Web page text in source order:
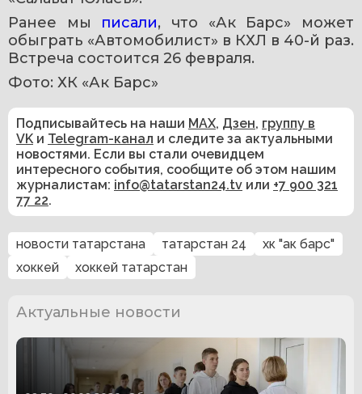
Ранее мы писали, что «Ак Барс» может
обыграть «Автомобилист» в КХЛ в 40-й раз.
Встреча состоится 26 февраля.
Фото: ХК «Ак Барс»
Подписывайтесь на наши MAX, Дзен, группу в
VK и Telegram-канал и следите за актуальными
новостями. Если вы стали очевидцем
интересного события, сообщите об этом нашим
журналистам: info@tatarstan24.tv или +7 900 321
77 22.
новости татарстана татарстан 24
хк "ак барс"
хоккей
хоккей татарстан
Актуальные новости